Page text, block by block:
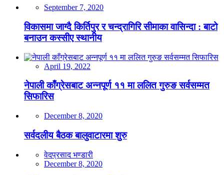
September 7, 2020
विकासमा जाग्दै किर्तिपुर र चन्द्रागिरि सीमाका वासिन्दा : बाटो
बनाउन कस्सीए स्थानीय
April 19, 2022
नेपाली काँग्रेसबाट अन्नपूर्ण ११ मा ललित गुरुङ सर्वसम्मत
सिफारिस
December 8, 2020
सर्वदलीय बैठक बालुवाटारमा शुरु
वेदप्रसाद भण्डारी
December 8, 2020